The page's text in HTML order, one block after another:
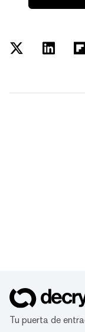
Tu puerta de